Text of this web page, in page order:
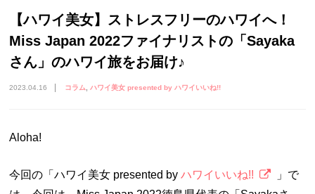
【ハワイ美女】ストレスフリーのハワイへ！
Miss Japan 2022ファイナリストの「Sayaka
さん」のハワイ旅をお届け♪
2023.04.16 コラム ハワイ美女 presented by ハワイいいね!!
Aloha!
今回の「ハワイ美女 presented byハワイいいね!!
」で